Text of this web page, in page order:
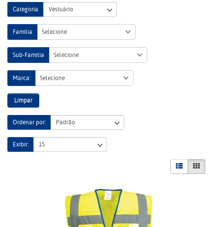
Categoria
Família Selecione
Sub-Família Selecione
Marca: Selecione
Limpar
Ordenar por:
Exibir: